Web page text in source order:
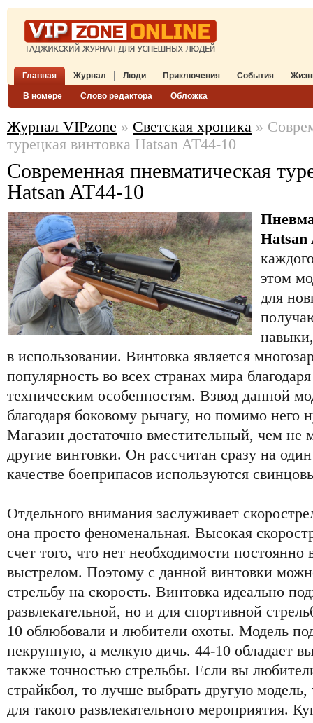
Главная Журнал
В номере Слово редактора Обложка
Люди Приключения События
Журнал VIPzone » Светская хроника »
турецкая винтовка Hatsan AT44-10
Современная пневматическая
Hatsan AT44-10
Hatsan
этом
для
в использовании. Винтовка является
популярность во всех странах мира
техническим особенностям. Взвод данной
благодаря боковому рычагу, но помимо него
Магазин достаточно вместительный, чем не
другие винтовки. Он рассчитан сразу на
качестве боеприпасов используются
Отдельного внимания заслуживает
она просто феноменальная. Высокая
счет того, что нет необходимости постоянно
выстрелом. Поэтому с данной винтовки
стрельбу на скорость. Винтовка идеально
развлекательной, но и для спортивной
10 облюбовали и любители охоты. Модель
некрупную, а мелкую дичь. 44-10 обладает
также точностью стрельбы. Если вы
страйкбол, то лучше выбрать другую модель,
для такого развлекательного мероприятия.